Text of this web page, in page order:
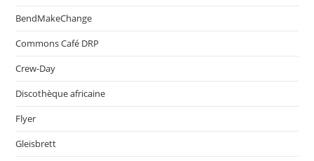
BendMakeChange
Commons Café DRP
Crew-Day
Discothèque africaine
Flyer
Gleisbrett